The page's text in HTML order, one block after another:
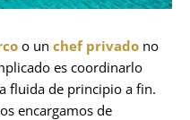
o un chef privado no
es coordinarlo
fluida de principio a fin.
encargamos de